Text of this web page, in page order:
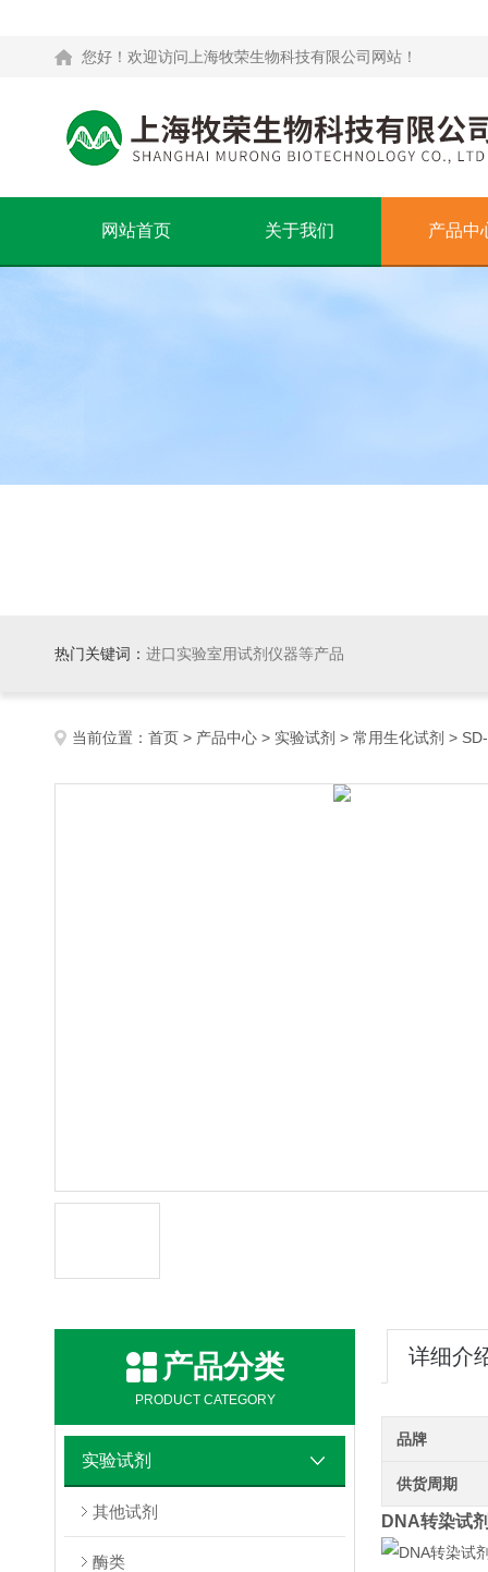
您好！欢迎访问上海牧荣生物科技有限公司网站！
网站首页 关于我们 产品中
热门关键词： 进口实验室用试剂仪器等产品
当前位置： 首页 > 产品中心 > 实验试剂 > 常用生化试剂 >
产品分类
PRODUCT CATEGORY
实验试剂
其他试剂
酶类
详细介
品牌
供货周期
DNA转染试